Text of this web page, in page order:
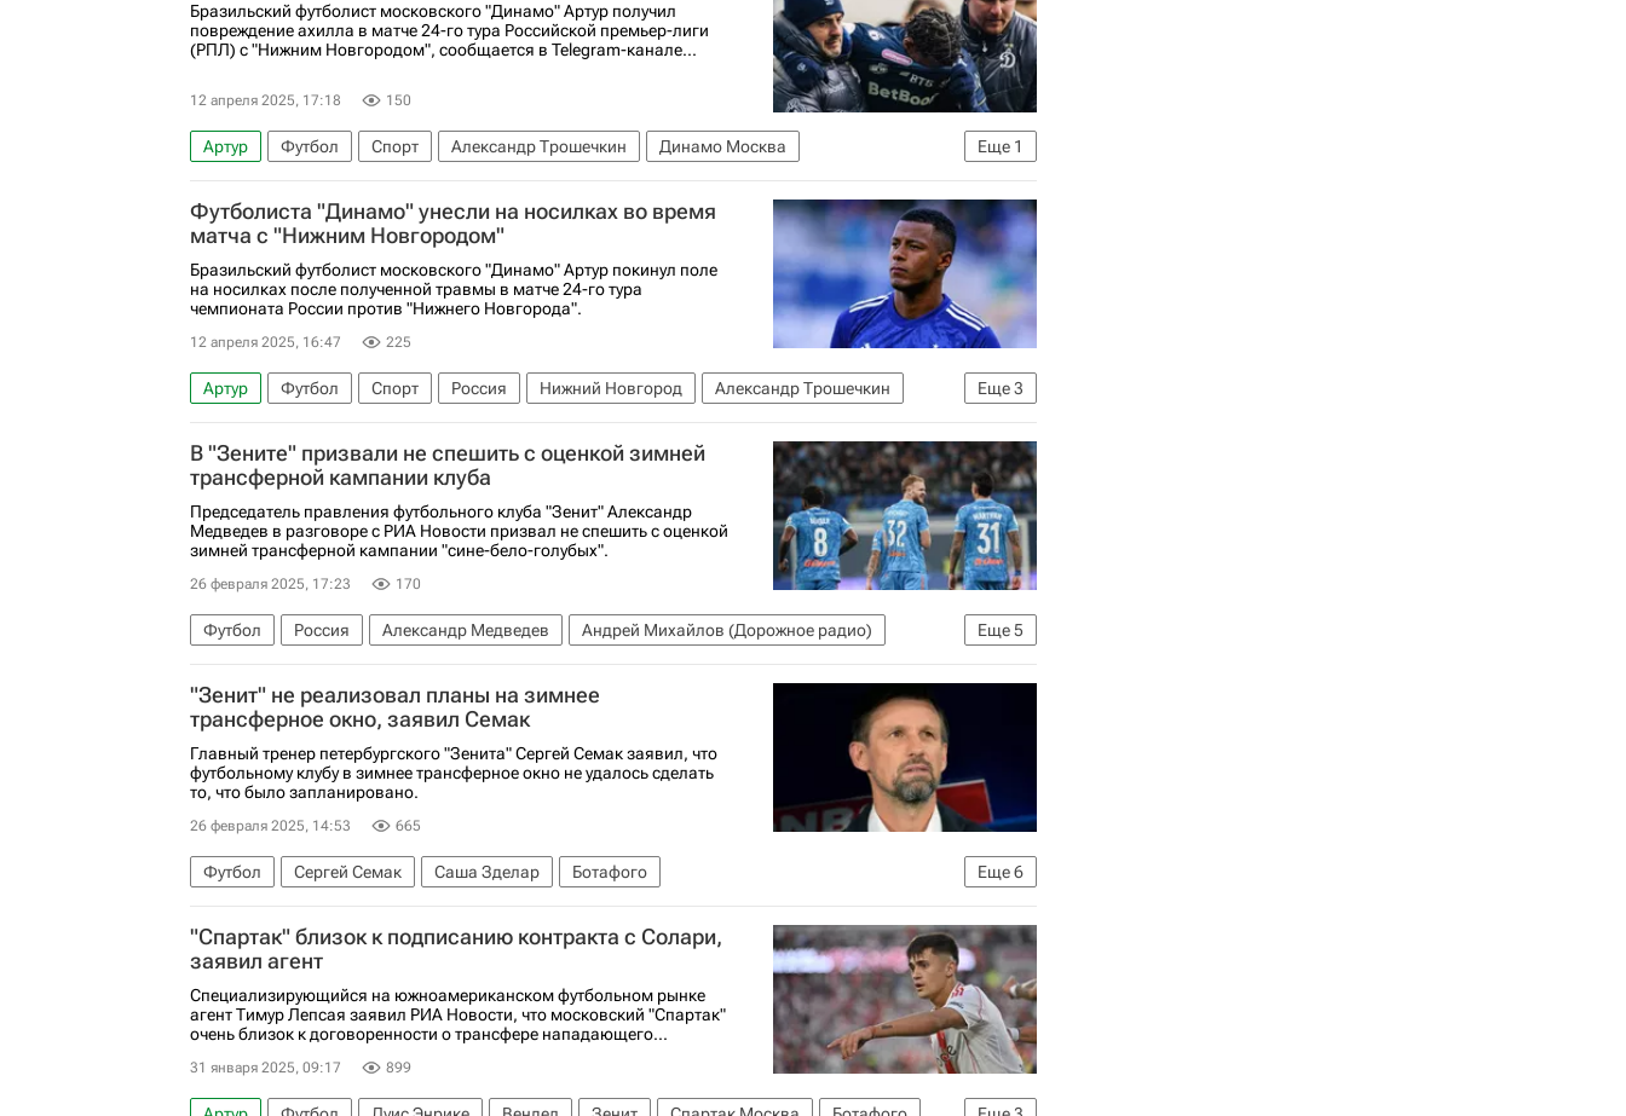
Бразильский футболист московского "Динамо" Артур получил
повреждение ахилла в матче 24-го тура Российской премьер-лиги
(РПЛ) с "Нижним Новгородом", сообщается в Telegram-канале...
12 апреля 2025, 17:18 150
Еще 1
Артур Футбол Спорт Александр Трошечкин
Динамо Москва
Нижний Новгород
Футболиста "Динамо" унесли на носилках во время
матча с "Нижним Новгородом"
Бразильский футболист московского "Динамо" Артур покинул поле
на носилках после полученной травмы в матче 24-го тура
чемпионата России против "Нижнего Новгорода".
12 апреля 2025, 16:47 225
Еще3
Артур Футбол Спорт Россия Нижний Новгород
Александр Трошечкин
Динамо Москва
Нижний Новгород Ярослав Гладышев
В "Зените" призвали не спешить с оценкой зимней
трансферной кампании клуба
Председатель правления футбольного клуба "Зенит" Александр
Медведев в разговоре с РИА Новости призвал не спешить с оценкой
зимней трансферной кампании "сине-бело-голубых".
26 февраля 2025, 17:23 170
Еще5
Футбол Россия Александр Медведев
Андрей Михайлов (Дорожное радио)
Сергей Семак
Зенит Ботафого
ПФК ЦСКА
РПЛ 2026-2027 (Чемпионат России по футболу)
"Зенит" не реализовал планы на зимнее
трансферное окно, заявил Семак
Главный тренер петербургского "Зенита" Сергей Семак заявил, что
футбольному клубу в зимнее трансферное окно не удалось сделать
то, что было запланировано.
26 февраля 2025, 14:53 665
Еще6
Футбол Сергей Семак Саша Зделар
Ботафого
РПЛ 2026-2027 (Чемпионат России по футболу)
Зенит ПФК ЦСКА
Луис Энрике
Спорт
Трансферы в РПЛ
"Спартак" близок к подписанию контракта с Солари,
заявил агент
Специализирующийся на южноамериканском футбольном рынке
агент Тимур Лепсая заявил РИА Новости, что московский "Спартак"
очень близок к договоренности о трансфере нападающего...
31 января 2025, 09:17 899